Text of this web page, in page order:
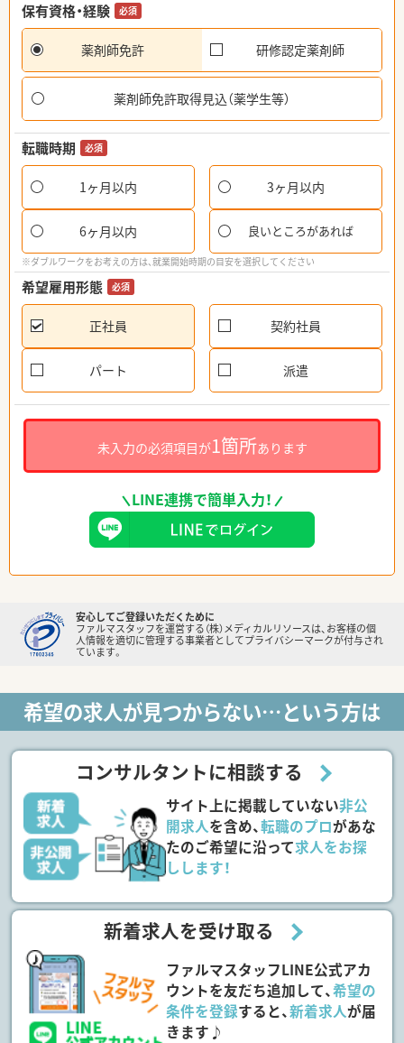
保有資格・経験
必須
薬剤師免許 研修認定薬剤師
薬剤師免許取得見込（薬学生等）
転職時期 必須
1ヶ月以内 3ヶ月以内
6ヶ月以内 良いところがあれば
※ダブルワークをお考えの方は、就業開始時期の目安を選択してください
希望雇用形態 必須
正社員 契約社員
パート 派遣
未入力の必須項目が1箇所あります
LINE連携で簡単入力！
安心してご登録いただくために
ファルマスタッフを運営する（株）メディカルリソースは、お客様の個
人情報を適切に管理する事業者としてプライバシーマークが付与され
ています。
希望の求人が見つからない…という方は
コンサルタントに相談する
サイト上に掲載していない非公
開求人を含め、転職のプロがあな
たのご希望に沿って求人をお探
しします！
新着求人を受け取る
ファルマスタッフLINE公式アカ
ウントを友だち追加して、希望の
条件を登録すると、新着求人が届
きます♪